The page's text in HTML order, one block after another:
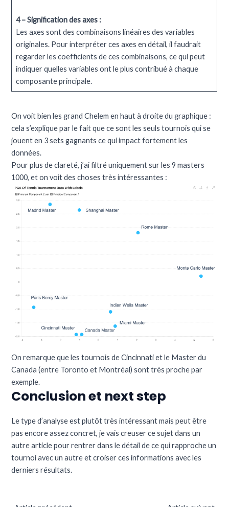
4 – Signification des axes :
Les axes sont des combinaisons linéaires des variables
originales. Pour interpréter ces axes en détail, il faudrait
regarder les coefficients de ces combinaisons, ce qui peut
indiquer quelles variables ont le plus contribué à chaque
composante principale.
On voit bien les grand Chelem en haut à droite du graphique :
cela s’explique par le fait que ce sont les seuls tournois qui se
jouent en 3 sets gagnants ce qui impact fortement les
données.
Pour plus de clareté, j’ai filtré uniquement sur les 9 masters
1000, et on voit des choses très intéressantes :
On remarque que les tournois de Cincinnati et le Master du
Canada (entre Toronto et Montréal) sont très proche par
exemple.
Conclusion et next step
Le type d’analyse est plutôt très intéressant mais peut être
pas encore assez concret, je vais creuser ce sujet dans un
autre article pour rentrer dans le détail de ce qui rapproche un
tournoi avec un autre et croiser ces informations avec les
derniers résultats.